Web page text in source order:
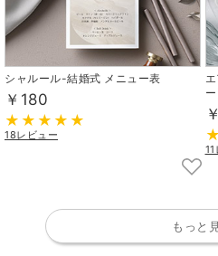
シャルール-結婚式 メニュー表
￥180
18レビュー
もっと